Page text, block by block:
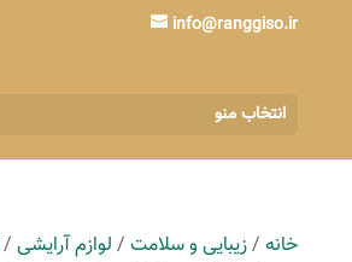
info@ranggiso.ir
انتخاب منو
خانه/زیبایی و سلامت/ لوازم آرایشی/